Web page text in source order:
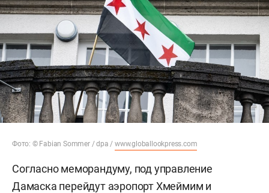
Фото: © Fabian Sommer / dpa /www.globallookpress.com
Согласно меморандуму, под управление
Дамаска перейдут аэропорт Хмеймим и